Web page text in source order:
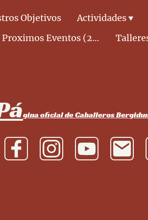
Objetivos Actividades
Proximos Eventos (2026)
gina oficial de Caballeros